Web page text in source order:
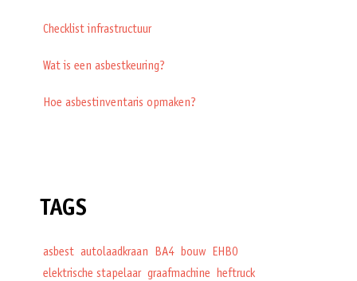
Checklist infrastructuur
Wat is een asbestkeuring?
Hoe asbestinventaris opmaken?
TAGS
asbest autolaadkraan BA4 bouw EHBO
elektrische stapelaar graafmachine heftruck